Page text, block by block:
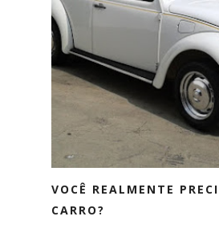
VOCÊ REALMENTE
CARRO?